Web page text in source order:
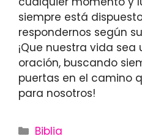
siempre está
respondernos según
¡Que nuestra vida
oración, buscando
puertas en el camino
para nosotros!
Categories
Biblia